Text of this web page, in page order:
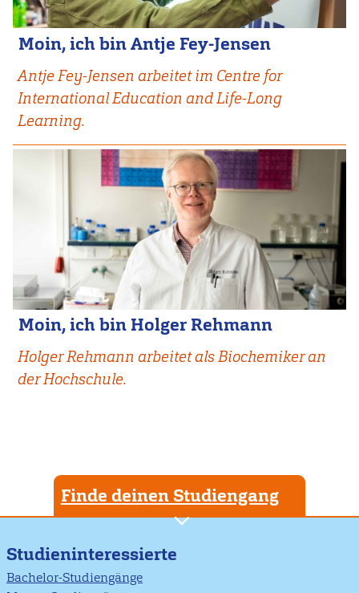
Moin, ich bin Antje Fey-Jensen
Antje Fey-Jensen arbeitet im Centre for
International Education and Life-Long
Learning.
Moin, ich bin Holger Rehmann
Holger Rehmann arbeitet als Biochemiker an
der Hochschule.
Finde deinen Studiengang
Studieninteressierte
Bachelor-Studiengänge